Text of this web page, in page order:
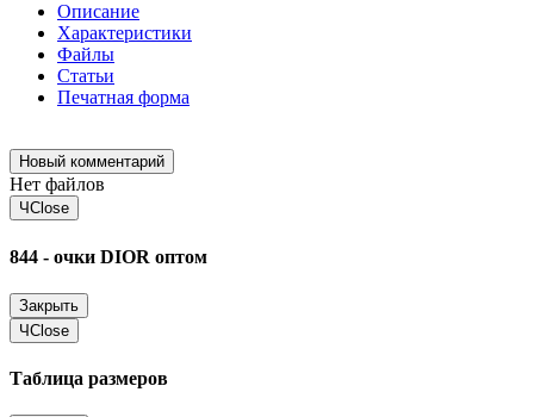
Описание
Характеристики
Файлы
Статьи
Печатная форма
Новый комментарий
Нет файлов
ЧClose
844 - очки DIOR оптом
Закрыть
ЧClose
Таблица размеров